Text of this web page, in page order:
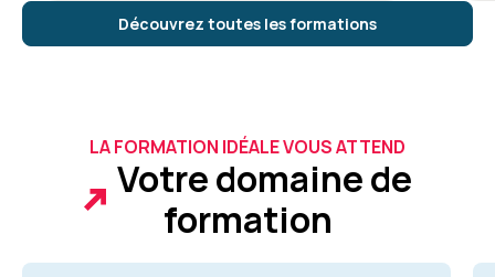
Découvrez toutes les formations
LA FORMATION IDÉALE VOUS ATTEND
Votre domaine de
formation